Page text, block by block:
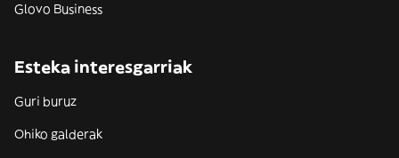
Glovo Business
Esteka interesgarriak
Guri buruz
Ohiko galderak